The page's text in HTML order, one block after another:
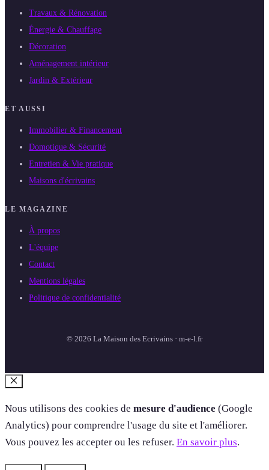
Travaux & Rénovation
Énergie & Chauffage
Décoration
Aménagement intérieur
Jardin & Extérieur
ET AUSSI
Immobilier & Financement
Domotique & Sécurité
Entretien & Vie pratique
Maisons d'écrivains
LE MAGAZINE
À propos
L'équipe
Contact
Mentions légales
Politique de confidentialité
© 2026 La Maison des Ecrivains · m-e-l.fr
Fermer
Nous utilisons des cookies de mesure d'audience (Google
Analytics) pour comprendre l'usage du site et l'améliorer.
Vous pouvez les accepter ou les refuser. En savoir plus.